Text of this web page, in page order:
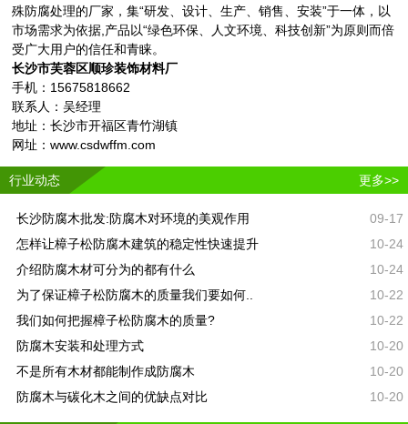
殊防腐处理的厂家，集“研发、设计、生产、销售、安装”于一体，以
市场需求为依据,产品以“绿色环保、人文环境、科技创新”为原则而倍
受广大用户的信任和青睐。
长沙市芙蓉区顺珍装饰材料厂
手机：15675818662
联系人：吴经理
地址：长沙市开福区青竹湖镇
网址：www.csdwffm.com
行业动态 更多>>
长沙防腐木批发:防腐木对环境的美观作用
09-17
怎样让樟子松防腐木建筑的稳定性快速提升
10-24
介绍防腐木材可分为的都有什么
10-24
为了保证樟子松防腐木的质量我们要如何..
10-22
我们如何把握樟子松防腐木的质量?
10-22
防腐木安装和处理方式
10-20
不是所有木材都能制作成防腐木
10-20
防腐木与碳化木之间的优缺点对比
10-20